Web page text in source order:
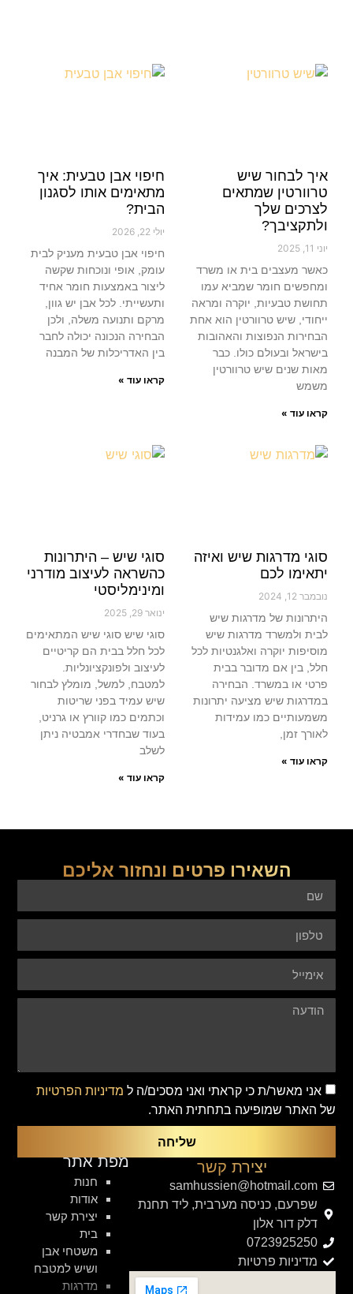
איך לבחור שיש
טרוורטין שמתאים
לצרכים שלך
ולתקציבך?
יוני 11, 2025
כאשר מעצבים בית או משרד
ומחפשים חומר שמביא עמו
תחושת טבעיות, יוקרה ומראה
ייחודי, שיש טרוורטין הוא אחת
הבחירות הנפוצות והאהובות
בישראל ובעולם כולו. כבר
מאות שנים שיש טרוורטין
משמש
קראו עוד »
חיפוי אבן טבעית: איך
מתאימים אותו לסגנון
הבית?
יולי 22, 2026
חיפוי אבן טבעית מעניק לבית
עומק, אופי ונוכחות שקשה
ליצור באמצעות חומר אחיד
ותעשייתי. לכל אבן יש גוון,
מרקם ותנועה משלה, ולכן
הבחירה הנכונה יכולה לחבר
בין האדריכלות של המבנה
קראו עוד »
סוגי מדרגות שיש ואיזה
יתאימו לכם
נובמבר 12, 2024
היתרונות של מדרגות שיש
לבית ולמשרד מדרגות שיש
מוסיפות יוקרה ואלגנטיות לכל
חלל, בין אם מדובר בבית
פרטי או במשרד. הבחירה
במדרגות שיש מציעה יתרונות
משמעותיים כמו עמידות
לאורך זמן,
קראו עוד »
סוגי שיש – היתרונות
כהשראה לעיצוב מודרני
ומינימליסטי
ינואר 29, 2025
סוגי שיש סוגי שיש המתאימים
לכל חלל בבית הם קריטיים
לעיצוב ולפונקציונליות.
למטבח, למשל, מומלץ לבחור
שיש עמיד בפני שריטות
וכתמים כמו קוורץ או גרניט,
בעוד שבחדרי אמבטיה ניתן
לשלב
קראו עוד »
מפת אתר
חנות
אודות
יצירת קשר
בית
משטחי אבן
ושיש למטבח
מדרגות
יצירת קשר
samhussien@hotmail.com
שפרעם, כניסה מערבית, ליד תחנת
דלק דור אלון
0723925250
מדיניות פרטיות
השאירו פרטים ונחזור אליכם
אני מאשר/ת כי קראתי ואני מסכים/ה ל מדיניות הפרטיות
של האתר שמופיעה בתחתית האתר.
שליחה